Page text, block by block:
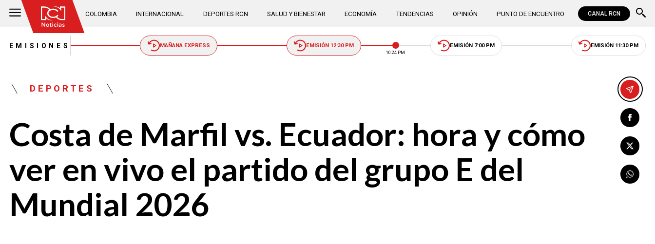
COLOMBIA INTERNACIONAL DEPORTES RCN SALUD Y BIENESTAR ECONOMÍA TENDENCIAS OPINIÓN PUNTO DE ENCUENTRO CANAL RCN
EMISIONES MAÑANA EXPRESS EMISIÓN 12:30 PM
10:24 PM
EMISIÓN 7:00 PM EMISIÓN 11:30 PM
DEPORTES
Costa de Marfil vs. Ecuador: hora y cómo
ver en vivo el partido del grupo E del
Mundial 2026